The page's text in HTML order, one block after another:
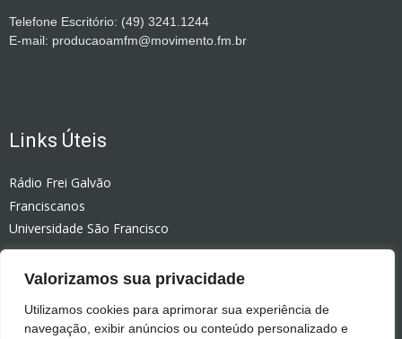
Valorizamos sua privacidade
Utilizamos cookies para aprimorar sua experiência de
navegação, exibir anúncios ou conteúdo personalizado e
Telefone Escritório: (49) 3241.1244
E-mail: producaoamfm@movimento.fm.br
Links Úteis
Rádio Frei Galvão
Franciscanos
Universidade São Francisco
Rádio Celinauta
Editora Vozes
Colégio Bom Jesus